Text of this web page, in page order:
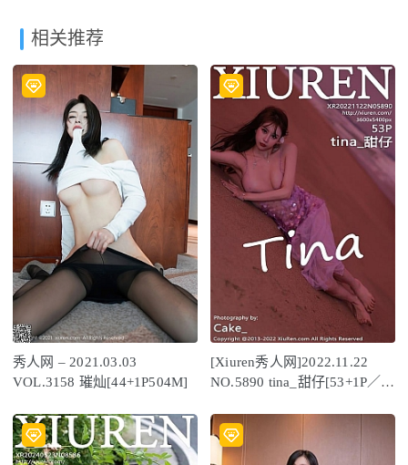
相关推荐
秀人网 – 2021.03.03
VOL.3158 璀灿[44+1P504M]
[Xiuren秀人网]2022.11.22
NO.5890 tina_甜仔[53+1P／